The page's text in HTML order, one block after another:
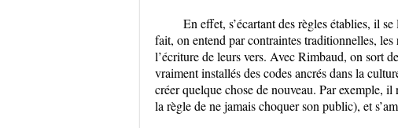
En effet, s’écartant des règles établies, il
fait, on entend par contraintes traditionnelles, les
l’écriture de leurs vers. Avec Rimbaud, on sort
vraiment installés des codes ancrés dans la
créer quelque chose de nouveau. Par exemple, il
la règle de ne jamais choquer son public), et